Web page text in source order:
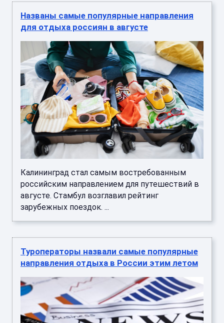
Названы самые популярные направления
для отдыха россиян в августе
Калининград стал самым востребованным
российским направлением для путешествий в
августе. Стамбул возглавил рейтинг
зарубежных поездок. ...
Туроператоры назвали самые популярные
направления отдыха в России этим летом